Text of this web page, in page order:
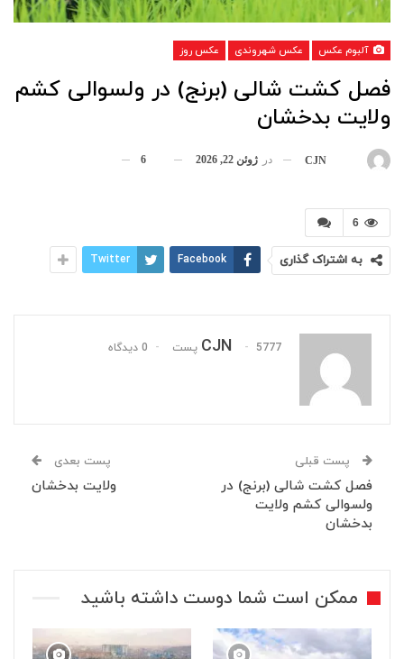
آلبوم عکس عکس شهروندی عکس روز
فصل کشت شالی (برنج) در ولسوالی کشم
ولایت بدخشان
CJN در ژوئن 22, 2026 6
6
به اشتراک گذاری Facebook
Twitter
CJN 5777 پست 0 دیدگاه
پست قبلی
فصل کشت شالی (برنج) در
ولسوالی کشم ولایت
بدخشان
پست بعدی
ولایت بدخشان
ممکن است شما دوست داشته باشید